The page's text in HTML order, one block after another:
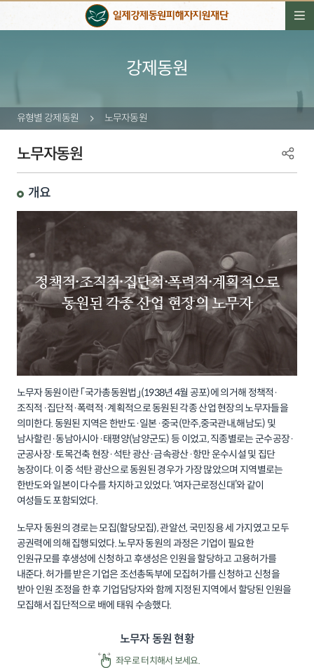
강제동원
유형별 강제동원 노무자동원
노무자동원
개요
정책적·조직적·집단적·폭력적·계획적으로
동원된 각종 산업 현장의 노무자
노무자 동원이란 ｢국가총동원법｣(1938년 4월 공포)에 의거해 정책적·
조직적·집단적·폭력적·계획적으로 동원된 각종 산업 현장의 노무자들을
의미한다. 동원된 지역은 한반도·일본·중국(만주,중국관내,해남도) 및
남사할린·동남아시아·태평양(남양군도) 등 이었고, 직종별로는 군수공장·
군공사장·토목건축 현장·석탄 광산·금속광산·항만 운수시설 및 집단
농장이다. 이 중 석탄 광산으로 동원된 경우가 가장 많았으며 지역별로는
한반도와 일본이 다수를 차지하고 있었다. ‘여자근로정신대’와 같이
여성들도 포함되었다.
노무자 동원의 경로는 모집(할당모집), 관알선, 국민징용 세 가지였고 모두
공권력에 의해 집행되었다. 노무자 동원의 과정은 기업이 필요한
인원규모를 후생성에 신청하고 후생성은 인원을 할당하고 고용허가를
내준다. 허가를 받은 기업은 조선총독부에 모집허가를 신청하고 신청을
받아 인원 조정을 한 후 기업담당자와 함께 지정된 지역에서 할당된 인원을
모집해서 집단적으로 배에 태워 수송했다.
노무자 동원 현황